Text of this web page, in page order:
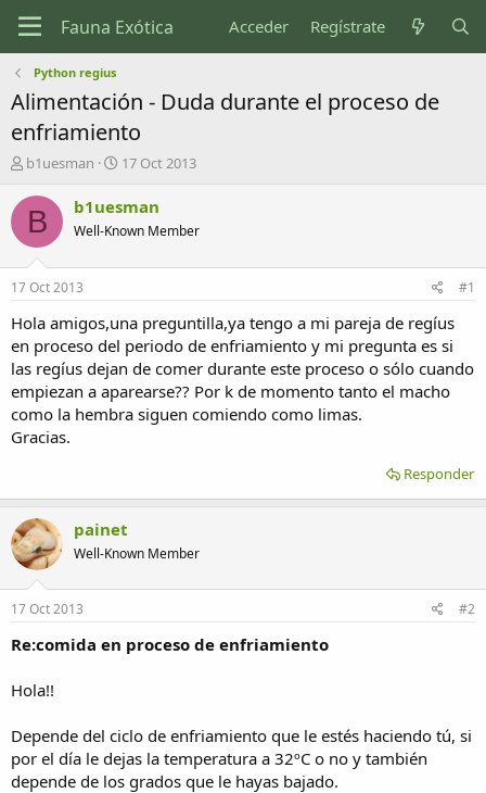
Acceder Regístrate
Python regius
Alimentación - Duda durante el proceso de
enfriamiento
I
i
i
d
o
r
e
l
t
e
m
b1uesman
F
c
a
n
c
i
o
17 Oct 2013
B b1uesman
Well-Known Member
17 Oct 2013 #1
Hola amigos,una preguntilla,ya tengo a mi pareja de regíus
en proceso del periodo de enfriamiento y mi pregunta es si
las regíus dejan de comer durante este proceso o sólo cuando
empiezan a aparearse?? Por k de momento tanto el macho
como la hembra siguen comiendo como limas.
Gracias.
Responder
painet
Well-Known Member
17 Oct 2013 #2
Re:comida en proceso de enfriamiento
Hola!!
Depende del ciclo de enfriamiento que le estés haciendo tú, si
por el día le dejas la temperatura a 32ºC o no y también
depende de los grados que le hayas bajado.